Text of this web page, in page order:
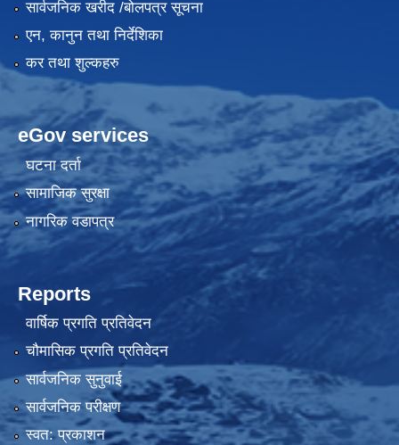
सार्वजनिक खरीद /बोलपत्र सूचना
एन, कानुन तथा निर्देशिका
कर तथा शुल्कहरु
eGov services
घटना दर्ता
सामाजिक सुरक्षा
नागरिक वडापत्र
Reports
वार्षिक प्रगति प्रतिवेदन
चौमासिक प्रगति प्रतिवेदन
सार्वजनिक सुनुवाई
सार्वजनिक परीक्षण
स्वत: प्रकाशन